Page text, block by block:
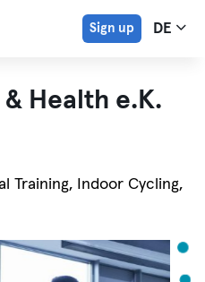
Sign up DE
& Health e.K.
Training, Indoor Cycling,